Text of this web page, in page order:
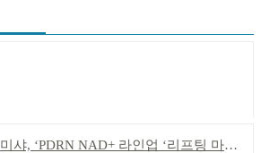
미샤, ‘PDRN NAD+ 라인업 ‘리프팅 마스크’ 출시